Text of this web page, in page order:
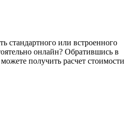
стандартного или встроенного
онлайн? Обратившись в
получить расчет стоимости